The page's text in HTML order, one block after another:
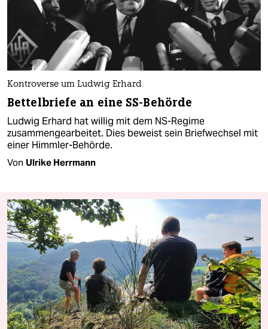
Kontroverse um Ludwig Erhard
Bettelbriefe an eine SS-Behörde
Ludwig Erhard hat willig mit dem NS-Regime
zusammengearbeitet. Dies beweist sein Briefwechsel mit
einer Himmler-Behörde.
Von Ulrike Herrmann